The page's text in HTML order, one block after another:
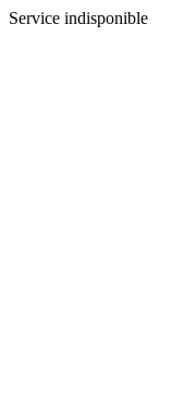
Service indisponible